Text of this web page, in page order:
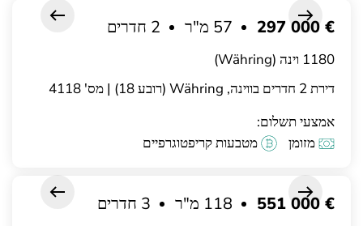
דירת 2 חדרים בווינה, Währing (רובע 18) | מס' 4118
€ 297 000 57 מ"ר 2 חדרים
1180 וינה (Währing)
אמצעי תשלום:
מזומן
מטבעות קריפטוגרפיים
€ 551 000 118 מ"ר 3 חדרים